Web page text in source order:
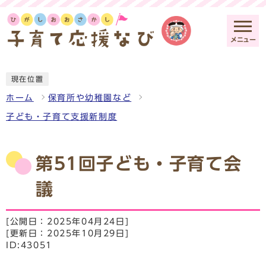
メニュー
現在位置
ホーム 保育所や幼稚園など
子ども・子育て支援新制度
第51回子ども・子育て会
議
[公開日：2025年04月24日]
[更新日：2025年10月29日]
ID:43051